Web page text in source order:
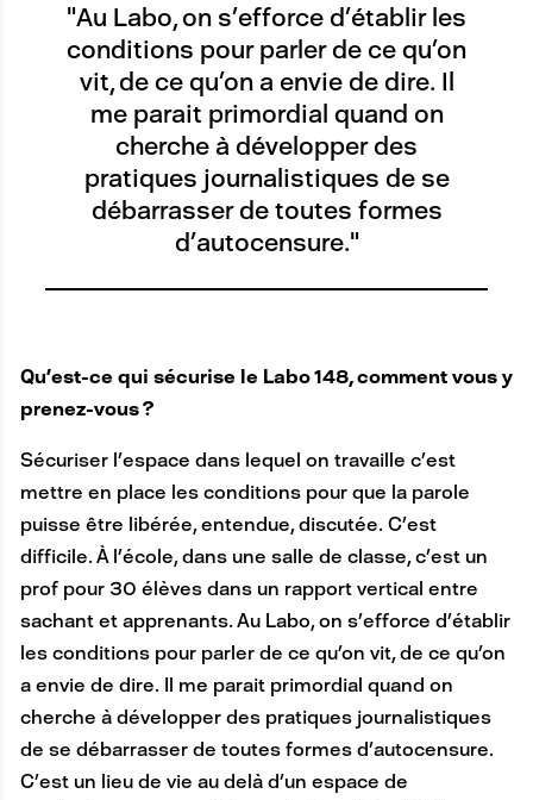
"Au Labo, on s’efforce d’établir les
conditions pour parler de ce qu’on
vit, de ce qu’on a envie de dire. Il
me parait primordial quand on
cherche à développer des
pratiques journalistiques de se
débarrasser de toutes formes
d’autocensure."
Qu’est-ce qui sécurise le Labo 148, comment vous y
prenez-vous ?
Sécuriser l’espace dans lequel on travaille c’est
mettre en place les conditions pour que la parole
puisse être libérée, entendue, discutée. C’est
difficile. À l’école, dans une salle de classe, c’est un
prof pour 30 élèves dans un rapport vertical entre
sachant et apprenants. Au Labo, on s’efforce d’établir
les conditions pour parler de ce qu’on vit, de ce qu’on
a envie de dire. Il me parait primordial quand on
cherche à développer des pratiques journalistiques
de se débarrasser de toutes formes d’autocensure.
C’est un lieu de vie au delà d’un espace de